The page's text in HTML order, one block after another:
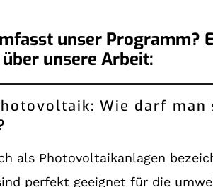
unser
unsere Arbeit:
Wie darf man
als Photovoltaikanlagen
perfekt geeignet für die